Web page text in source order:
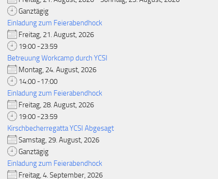
Ganztägig
Einladung zum Feierabendhock
Freitag, 21. August, 2026
19:00 -23:59
Betreuung Workcamp durch YCSI
Montag, 24. August, 2026
14:00 -17:00
Einladung zum Feierabendhock
Freitag, 28. August, 2026
19:00 -23:59
Kirschbecherregatta YCSI Abgesagt
Samstag, 29. August, 2026
Ganztägig
Einladung zum Feierabendhock
Freitag, 4. September, 2026